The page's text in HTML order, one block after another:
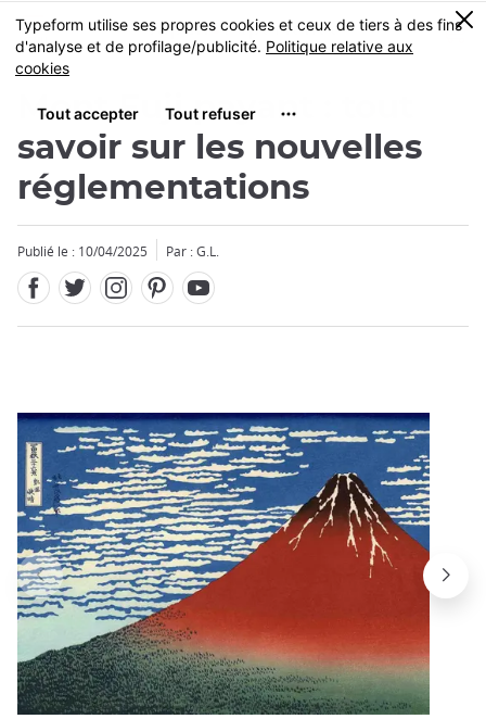
Skip
to
main
MENU
0
Mont Fuji payant : tout
savoir sur les nouvelles
réglementations
Publié le : 10/04/2025 Par : G.L.
Fermer